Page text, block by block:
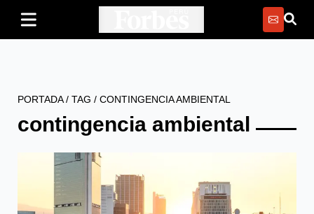
PORTADA/ TAG / CONTINGENCIA AMBIENTAL
contingencia ambiental